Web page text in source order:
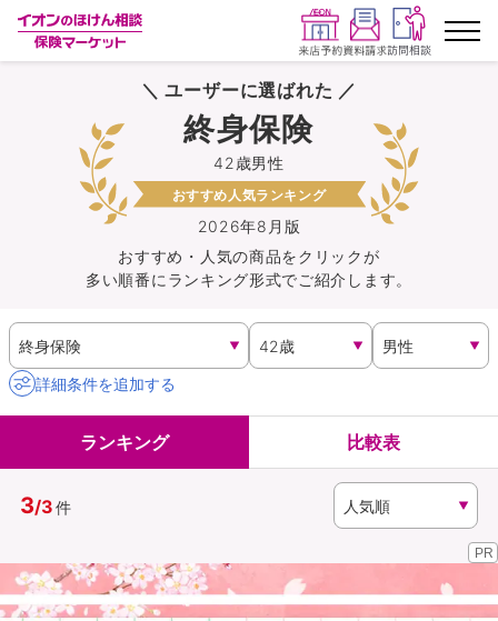
ランキングから探す
保険を比較する
保険会社から探す
イオンカード会員さま専用保険
キャンペーン一覧
イオングループ従業員さま向け
資料請求
（無料）
訪問相談
＼ ユーザーに選ばれた ／
2026年8月版
42歳男性
終身保険
おすすめ人気ランキング
おすすめ・人気の商品をクリックが
多い順番にランキング形式でご紹介します。
詳細条件を追加する
ランキング 比較表
3/3件
PR